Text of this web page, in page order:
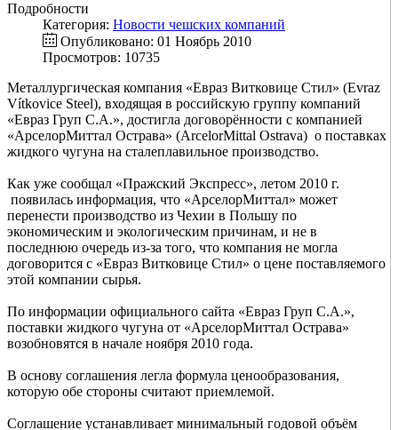
Подробности
Категория: Новости чешских компаний
Опубликовано: 01 Ноябрь 2010
Просмотров: 10735
Металлургическая компания «Евраз Витковице Стил» (Evraz
Vítkovice Steel), входящая в российскую группу компаний
«Евраз Груп С.А.», достигла договорённости с компанией
«АрселорМиттал Острава» (ArcelorMittal Ostrava) о поставках
жидкого чугуна на сталеплавильное производство.
Как уже сообщал «Пражский Экспресс», летом 2010 г.
появилась информация, что «АрселорМиттал» может
перенести производство из Чехии в Польшу по
экономическим и экологическим причинам, и не в
последнюю очередь из-за того, что компания не могла
договорится с «Евраз Витковице Стил» о цене поставляемого
этой компании сырья.
По информации официального сайта «Евраз Груп С.А.»,
поставки жидкого чугуна от «АрселорМиттал Острава»
возобновятся в начале ноября 2010 года.
В основу соглашения легла формула ценообразования,
которую обе стороны считают приемлемой.
Соглашение устанавливает минимальный годовой объём